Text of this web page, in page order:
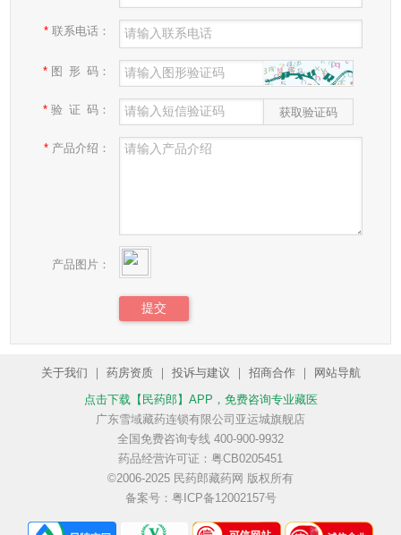
* 联系电话：
* 图 形 码：
* 验 证 码： 获取验证码
* 产品介绍：
产品图片：
关于我们 ｜ 药房资质｜ 投诉与建议 ｜ 招商合作｜ 网站导航
点击下载【民药郎】APP ，免费咨询专业藏医
广东雪域藏药连锁有限公司亚运城旗舰店
全国免费咨询专线 400-900-9932
药品经营许可证：粤CB0205451
©2006-2025 民药郎藏药网 版权所有
备案号：粤ICP备12002157号